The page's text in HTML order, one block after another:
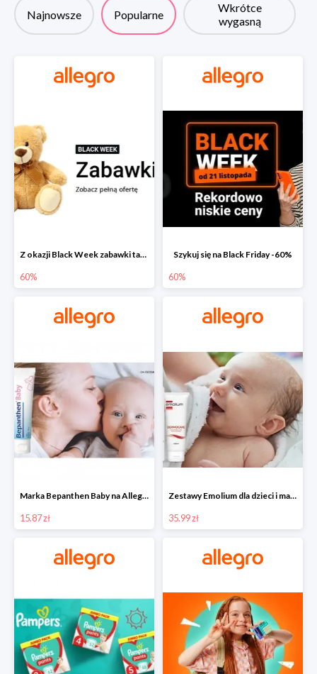
Najnowsze Popularne
Wkrótce
wygasną
Z okazji Black Week zabawki taniej na allegro.pl
60%
Szykuj się na Black Friday -60%
60%
Marka Bepanthen Baby na Allegro od 15,87 zł!
15.87 zł
Zestawy Emolium dla dzieci i mam na Allegro od 35,99 zł
35.99 zł